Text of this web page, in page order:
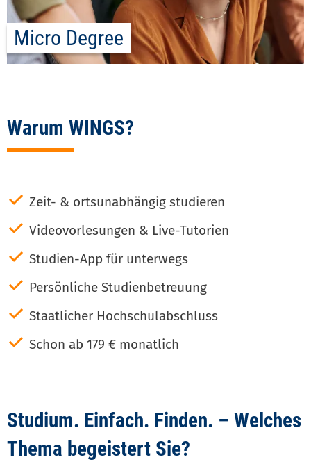
Micro Degree
Warum WINGS?
✓ Zeit- & ortsunabhängig studieren
✓ Videovorlesungen & Live-Tutorien
✓ Studien-App für unterwegs
✓ Persönliche Studienbetreuung
✓ Staatlicher Hochschulabschluss
✓ Schon ab 179 € monatlich
Studium. Einfach. Finden. – Welches
Thema begeistert Sie?